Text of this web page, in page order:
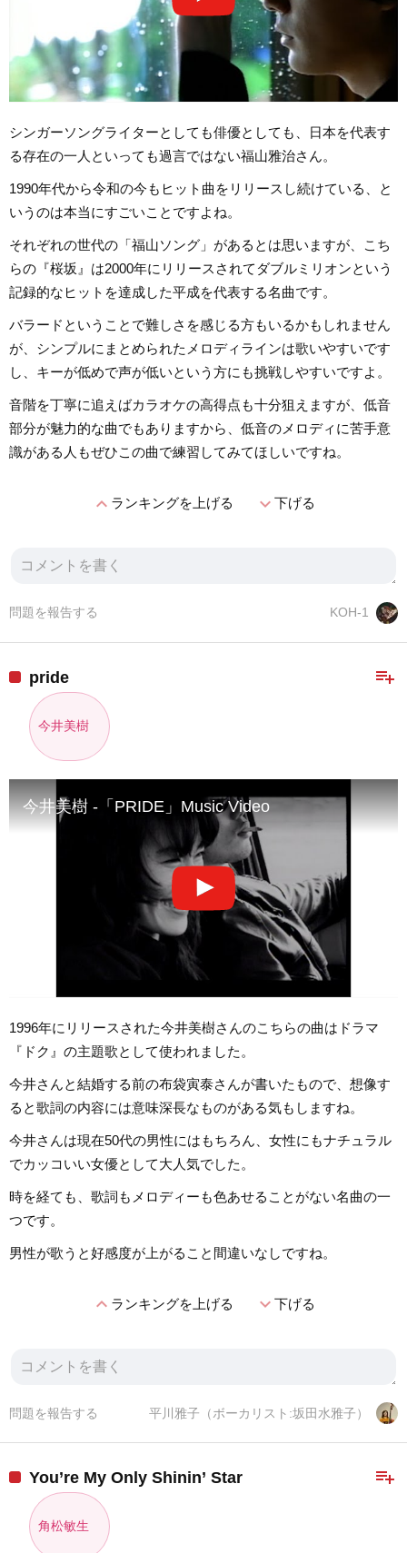
シンガーソングライターとしても俳優としても、日本を代表す
る存在の一人といっても過言ではない福山雅治さん。
1990年代から令和の今もヒット曲をリリースし続けている、と
いうのは本当にすごいことですよね。
それぞれの世代の「福山ソング」があるとは思いますが、こち
らの『桜坂』は2000年にリリースされてダブルミリオンという
記録的なヒットを達成した平成を代表する名曲です。
バラードということで難しさを感じる方もいるかもしれません
が、シンプルにまとめられたメロディラインは歌いやすいです
し、キーが低めで声が低いという方にも挑戦しやすいですよ。
音階を丁寧に追えばカラオケの高得点も十分狙えますが、低音
部分が魅力的な曲でもありますから、低音のメロディに苦手意
識がある人もぜひこの曲で練習してみてほしいですね。
expand_lessランキングを上げる expand_more下げる
KOH-1
問題を報告する
playlist_add
pride
今井美樹
今井美樹 -「PRIDE」Music Video
1996年にリリースされた今井美樹さんのこちらの曲はドラマ
『ドク』の主題歌として使われました。
今井さんと結婚する前の布袋寅泰さんが書いたもので、想像す
ると歌詞の内容には意味深長なものがある気もしますね。
今井さんは現在50代の男性にはもちろん、女性にもナチュラル
でカッコいい女優として大人気でした。
時を経ても、歌詞もメロディーも色あせることがない名曲の一
つです。
男性が歌うと好感度が上がること間違いなしですね。
expand_lessランキングを上げる expand_more下げる
平川雅子（ボーカリスト:坂田水雅子）
問題を報告する
playlist_add
You’re My Only Shinin’ Star
角松敏生